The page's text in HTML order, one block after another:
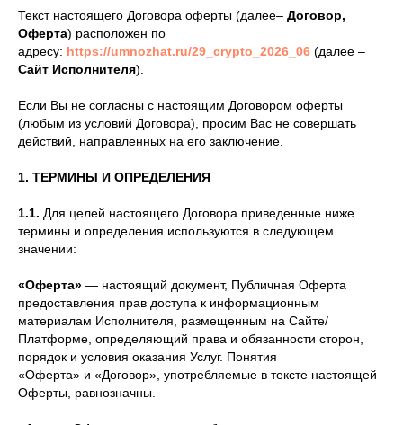
Текст настоящего Договора оферты (далее– Договор,
Оферта) расположен по
адресу: https://umnozhat.ru/29_crypto_2026_06 (далее –
Сайт Исполнителя).
Если Вы не согласны с настоящим Договором оферты
(любым из условий Договора), просим Вас не совершать
действий, направленных на его заключение.
1. ТЕРМИНЫ И ОПРЕДЕЛЕНИЯ
1.1. Для целей настоящего Договора приведенные ниже
термины и определения используются в следующем
значении:
«Оферта» — настоящий документ, Публичная Оферта
предоставления прав доступа к информационным
материалам Исполнителя, размещенным на Сайте/
Платформе, определяющий права и обязанности сторон,
порядок и условия оказания Услуг. Понятия
«Оферта» и «Договор», употребляемые в тексте настоящей
Оферты, равнозначны.